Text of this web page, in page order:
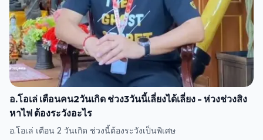
อ.โอเล่ เตือนคน2วันเกิด ช่วง3วันนี้เลี่ยงได้เลี่ยง - ห่วงช่วงสิง
หาไฟ ต้องระวังอะไร
อ.โอเล่ เตือน 2 วันเกิด ช่วงนี้ต้องระวังเป็นพิเศษ